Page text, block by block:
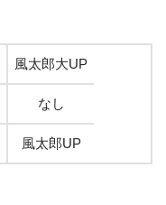
風太郎大UP
なし
風太郎UP